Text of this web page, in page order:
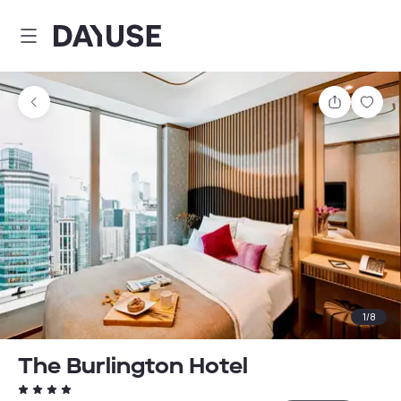
Dayuse
Partager
1/8
The Burlington Hotel